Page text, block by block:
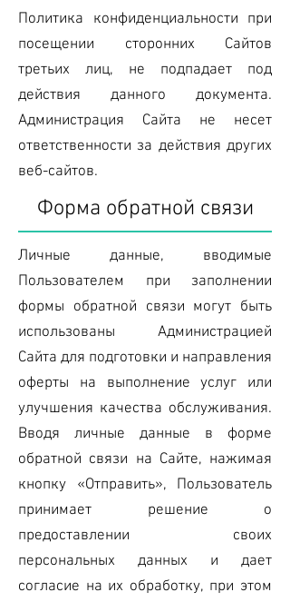
Политика конфиденциальности при
посещении сторонних Сайтов
третьих лиц, не подпадает под
действия данного документа.
Администрация Сайта не несет
ответственности за действия других
веб-сайтов.
Форма обратной связи
Личные данные, вводимые
Пользователем при заполнении
формы обратной связи могут быть
использованы Администрацией
Сайта для подготовки и направления
оферты на выполнение услуг или
улучшения качества обслуживания.
Вводя личные данные в форме
обратной связи на Сайте, нажимая
кнопку «Отправить», Пользователь
принимает решение о
предоставлении своих
персональных данных и дает
согласие на их обработку, при этом